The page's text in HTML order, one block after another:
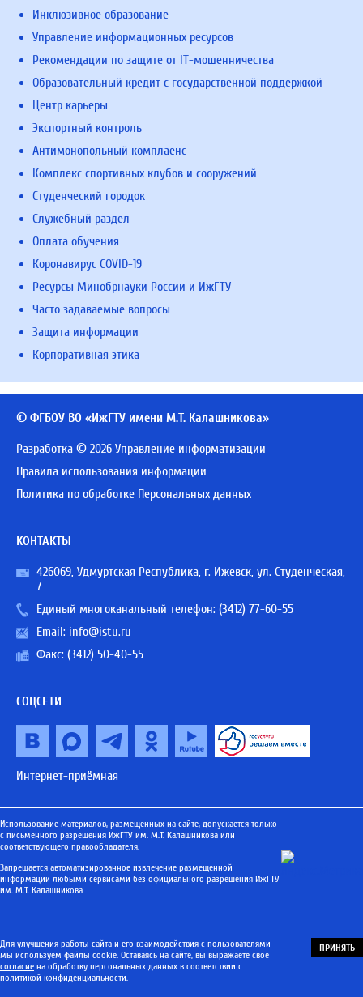
Инклюзивное образование
Управление информационных ресурсов
Рекомендации по защите от IT-мошенничества
Образовательный кредит с государственной поддержкой
Центр карьеры
Экспортный контроль
Антимонопольный комплаенс
Комплекс спортивных клубов и сооружений
Студенческий городок
Служебный раздел
Оплата обучения
Коронавирус COVID-19
Ресурсы Минобрнауки России и ИжГТУ
Часто задаваемые вопросы
Защита информации
Корпоративная этика
© ФГБОУ ВО «ИжГТУ имени М.Т. Калашникова»
Разработка © 2026 Управление информатизации
Правила использования информации
Политика по обработке Персональных данных
КОНТАКТЫ
426069, Удмуртская Республика, г. Ижевск, ул. Студенческая,
7
Единый многоканальный телефон: (3412) 77-60-55
Email: info@istu.ru
Факс: (3412) 50-40-55
СОЦСЕТИ
Интернет-приёмная
Использование материалов, размещенных на сайте, допускается только
с письменного разрешения ИжГТУ им. М.Т. Калашникова или
соответствующего правообладателя.
Запрещается автоматизированное извлечение размещенной
информации любыми сервисами без официального разрешения ИжГТУ
им. М.Т. Калашникова
Для улучшения работы сайта и его взаимодействия с пользователями
мы используем файлы cookie. Оставаясь на сайте, вы выражаете свое
согласие на обработку персональных данных в соответствии с
политикой конфиденциальности.
ПРИНЯТЬ